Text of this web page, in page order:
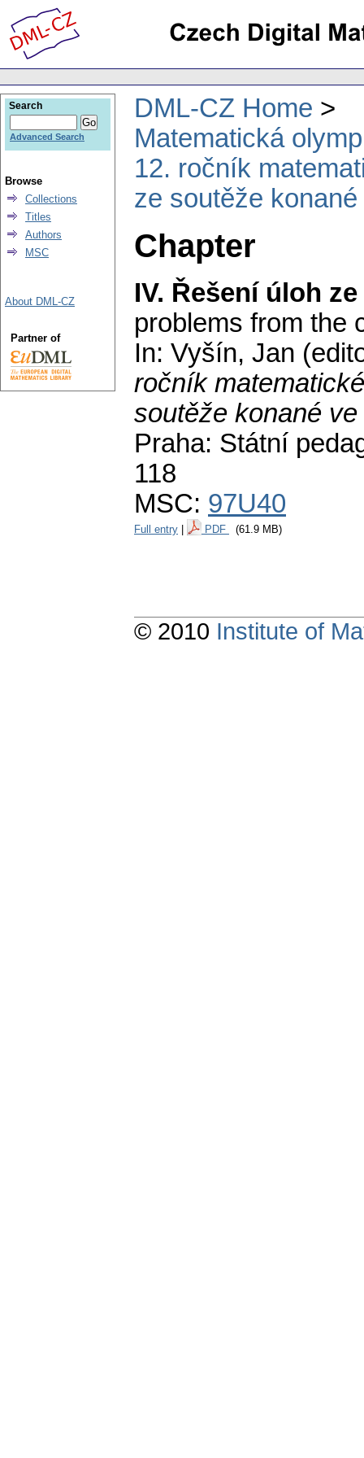
DML-CZ Home
Matematická
12. ročník
ze soutěže
Chapter
IV. Řešení úloh
problems from the
In: Vyšín, Jan
ročník
soutěže konané
Praha: Státní
118
MSC: 97U40
Full entry PDF (61.9 MB)
Search
Advanced Search
Browse
Collections
Titles
Authors
MSC
About DML-CZ
Partner of
© 2010 Institute of